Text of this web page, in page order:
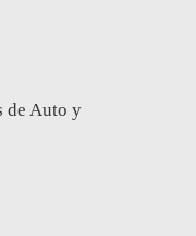
de Auto y